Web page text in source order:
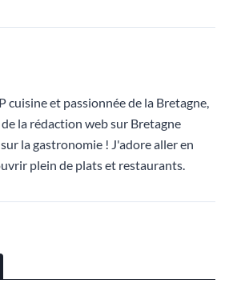
cuisine et passionnée de la Bretagne,
la rédaction web sur Bretagne
la gastronomie ! J'adore aller en
plein de plats et restaurants.